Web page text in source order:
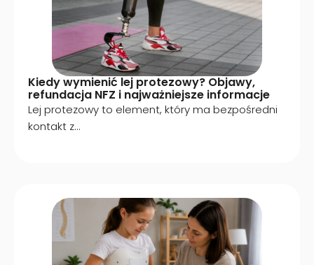
Kiedy wymienić lej protezowy? Objawy,
refundacja NFZ i najważniejsze informacje
Lej protezowy to element, który ma bezpośredni
kontakt z...